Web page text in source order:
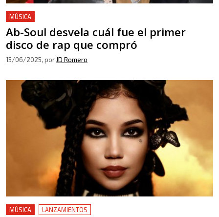
MÚSICA
Ab-Soul desvela cuál fue el primer
disco de rap que compró
15/06/2025, por JD Romero
MÚSICA LANZAMIENTOS